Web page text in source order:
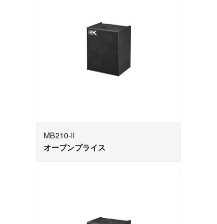
MB210-II
オープンプライス